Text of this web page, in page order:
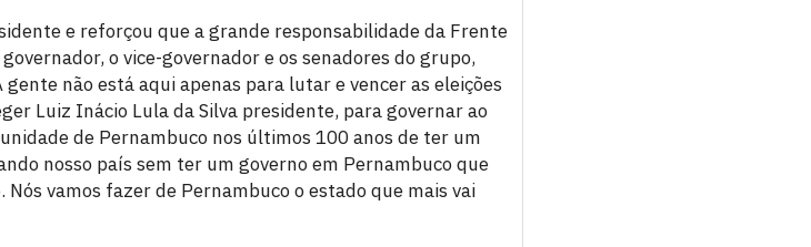
e reforçou que a grande responsabilidade da Frente
o vice-governador e os senadores do grupo,
não está aqui apenas para lutar e vencer as eleições
Luiz Inácio Lula da Silva presidente, para governar ao
de Pernambuco nos últimos 100 anos de ter um
nosso país sem ter um governo em Pernambuco que
vamos fazer de Pernambuco o estado que mais vai